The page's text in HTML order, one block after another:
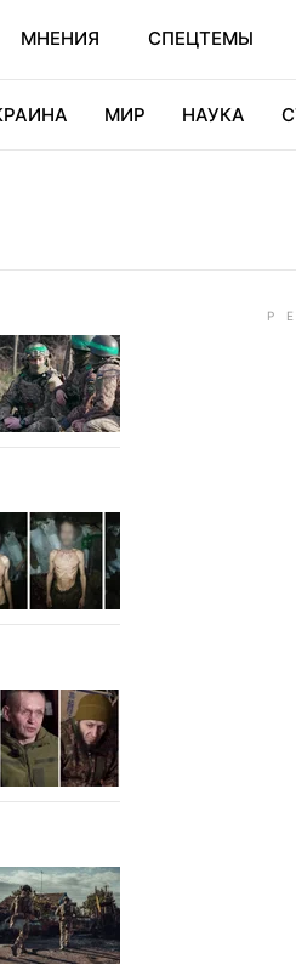
МНЕНИЯ СПЕЦТЕМЫ
МИР НАУКА